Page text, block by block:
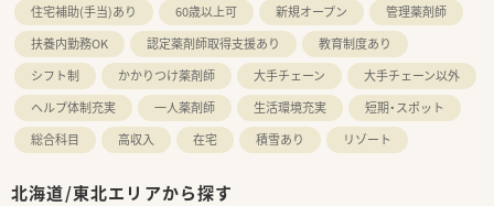
住宅補助(手当)あり
60歳以上可 新規オープン
管理薬剤師
扶養内勤務OK
認定薬剤師取得支援あり
教育制度あり
シフト制
かかりつけ薬剤師 大手チェーン
大手チェーン以外
ヘルプ体制充実
一人薬剤師 生活環境充実
短期・スポット
総合科目
高収入 在宅 積雪あり リゾート
北海道/東北エリアから探す